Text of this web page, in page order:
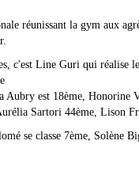
réunissant la gym aux
c'est Line Guri qui réalise
Aubry est 18ème, Honorine
Sartori 44ème, Lison
se classe 7ème, Solène